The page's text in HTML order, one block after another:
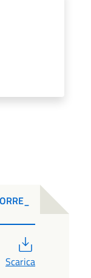
Scarica